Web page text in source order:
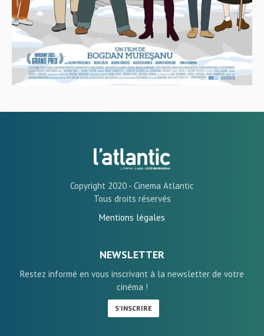
Copyright 2020 - Cinema Atlantic
Tous droits réservés
Mentions légales
NEWSLETTER
Restez informé en vous inscrivant à la newsletter de votre
cinéma !
S'INSCRIRE